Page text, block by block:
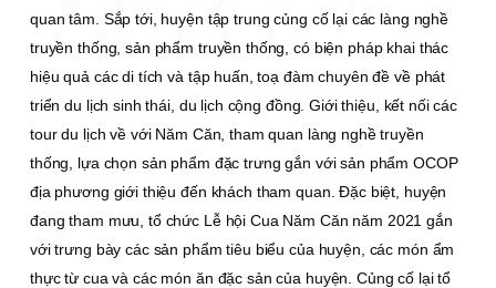
quan tâm. Sắp tới, huyện tập trung củng cố lại các làng nghề
truyền thống, sản phẩm truyền thống, có biện pháp khai thác
hiệu quả các di tích và tập huấn, toạ đàm chuyên đề về phát
triển du lịch sinh thái, du lịch cộng đồng. Giới thiệu, kết nối các
tour du lịch về với Năm Căn, tham quan làng nghề truyền
thống, lựa chọn sản phẩm đặc trưng gắn với sản phẩm OCOP
địa phương giới thiệu đến khách tham quan. Ðặc biệt, huyện
đang tham mưu, tổ chức Lễ hội Cua Năm Căn năm 2021 gắn
với trưng bày các sản phẩm tiêu biểu của huyện, các món ẩm
thực từ cua và các món ăn đặc sản của huyện. Củng cố lại tổ